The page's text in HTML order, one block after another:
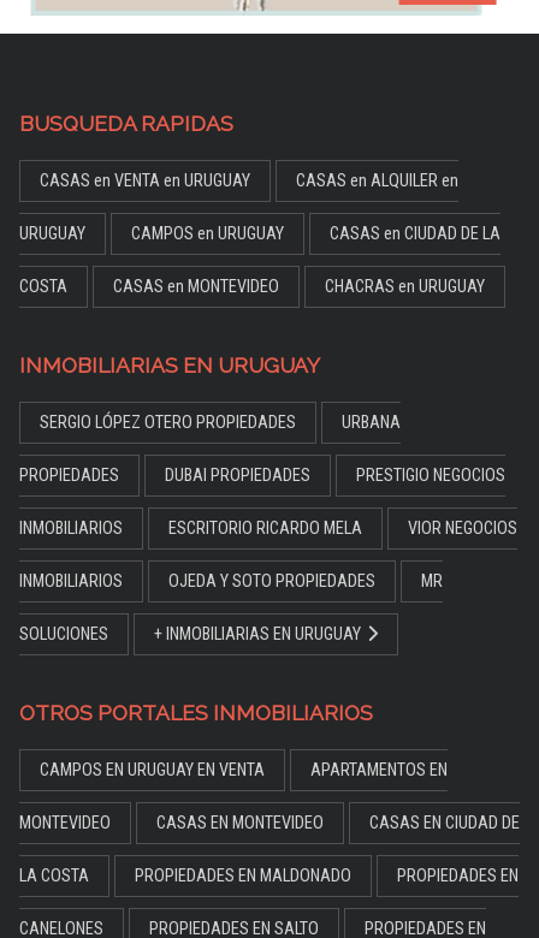
BUSQUEDA RAPIDAS
CASAS en VENTA en URUGUAY CASAS en ALQUILER en
URUGUAY CAMPOS en URUGUAY CASAS en CIUDAD DE LA
COSTA CASAS en MONTEVIDEO CHACRAS en URUGUAY
INMOBILIARIAS EN URUGUAY
SERGIO LÓPEZ OTERO PROPIEDADES URBANA
PROPIEDADES DUBAI PROPIEDADES PRESTIGIO NEGOCIOS
INMOBILIARIOS ESCRITORIO RICARDO MELA VIOR NEGOCIOS
INMOBILIARIOS OJEDA Y SOTO PROPIEDADES MR
SOLUCIONES + INMOBILIARIAS EN URUGUAY
OTROS PORTALES INMOBILIARIOS
CAMPOS EN URUGUAY EN VENTA APARTAMENTOS EN
MONTEVIDEO CASAS EN MONTEVIDEO CASAS EN CIUDAD DE
LA COSTA PROPIEDADES EN MALDONADO PROPIEDADES EN
CANELONES PROPIEDADES EN SALTO PROPIEDADES EN